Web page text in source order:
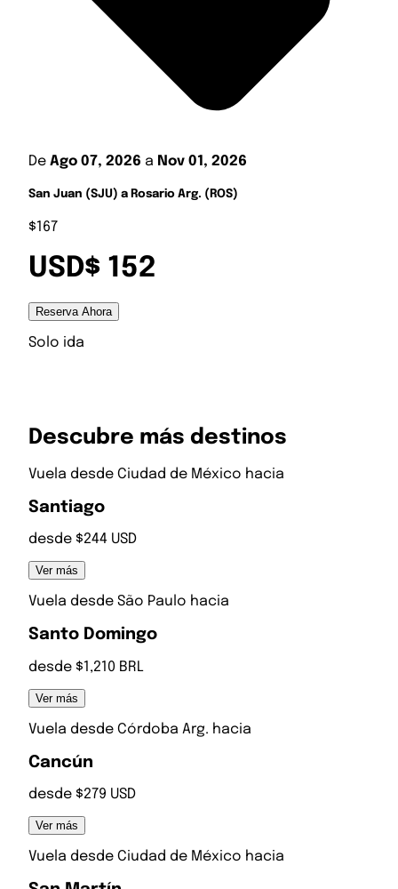
De Ago 07, 2026 a Nov 01, 2026
San Juan (SJU) a Rosario Arg. (ROS)
$167
USD$ 152
Reserva Ahora
Solo ida
Descubre más destinos
Vuela desde Ciudad de México hacia
Santiago
desde $244 USD
Ver más
Vuela desde São Paulo hacia
Santo Domingo
desde $1,210 BRL
Ver más
Vuela desde Córdoba Arg. hacia
Cancún
desde $279 USD
Ver más
Vuela desde Ciudad de México hacia